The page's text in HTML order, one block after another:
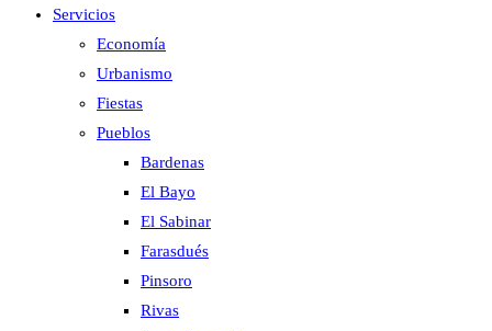
Servicios
Economía
Urbanismo
Fiestas
Pueblos
Bardenas
El Bayo
El Sabinar
Farasdués
Pinsoro
Rivas